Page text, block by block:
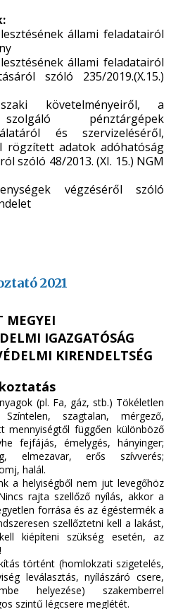
állami feladatairól
állami feladatairól
szóló 235/2019.(X.15.)
követelményeiről, a
pénztárgépek
és szervizeléséről,
rögzített adatok adóhatóság
szóló 48/2013. (XI. 15.) NGM
végzéséről szóló
2021
MEGYEI
IGAZGATÓSÁG
KIRENDELTSÉG
(pl. Fa, gáz, stb.) Tökéletlen
szagtalan, mérgező,
mennyiségtől függően különböző
fejfájás, émelygés, hányinger;
elmezavar, erős szívverés;
halál.
a helyiségből nem jut levegőhöz
rajta szellőző nyílás, akkor a
forrása és az égéstermék a
szellőztetni kell a lakást,
kiépíteni szükség esetén, az
történt (homlokzati szigetelés,
leválasztás, nyílászáró csere,
helyezése) szakemberrel
szintű légcsere meglétét.